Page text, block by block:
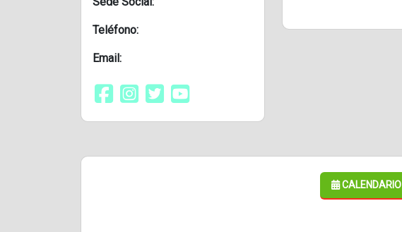
Teléfono:
Email:
CALENDARIO